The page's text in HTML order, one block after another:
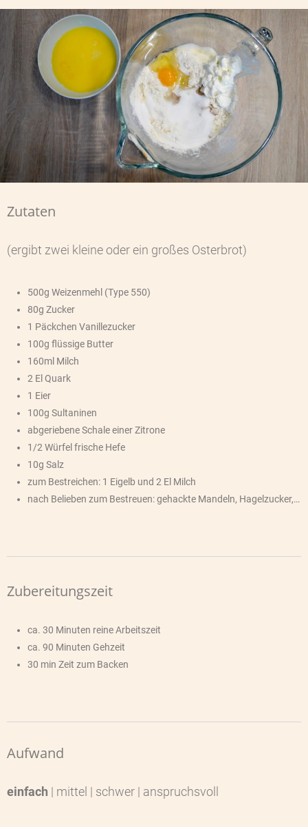
Zutaten
(ergibt zwei kleine oder ein großes Osterbrot)
500g Weizenmehl (Type 550)
80g Zucker
1 Päckchen Vanillezucker
100g flüssige Butter
160ml Milch
2 El Quark
1 Eier
100g Sultaninen
abgeriebene Schale einer Zitrone
1/2 Würfel frische Hefe
10g Salz
zum Bestreichen: 1 Eigelb und 2 El Milch
nach Belieben zum Bestreuen: gehackte Mandeln, Hagelzucker,…
Zubereitungszeit
ca. 30 Minuten reine Arbeitszeit
ca. 90 Minuten Gehzeit
30 min Zeit zum Backen
Aufwand
einfach | mittel | schwer | anspruchsvoll